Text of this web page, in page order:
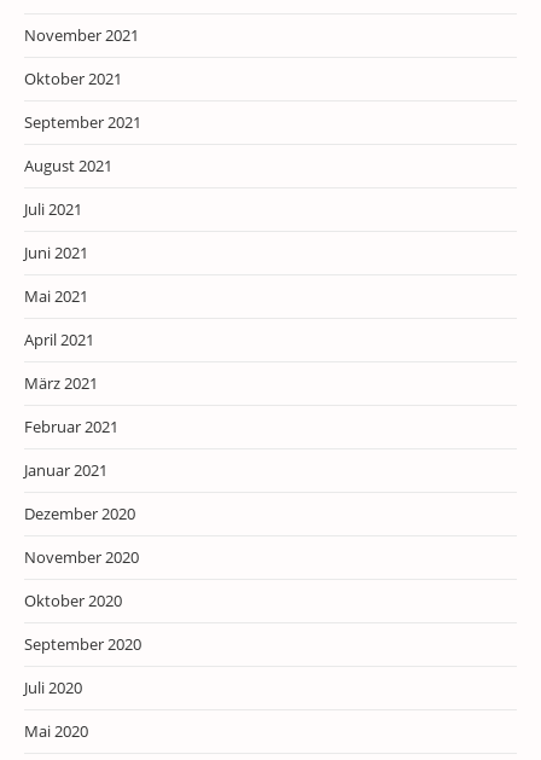
November 2021
Oktober 2021
September 2021
August 2021
Juli 2021
Juni 2021
Mai 2021
April 2021
März 2021
Februar 2021
Januar 2021
Dezember 2020
November 2020
Oktober 2020
September 2020
Juli 2020
Mai 2020